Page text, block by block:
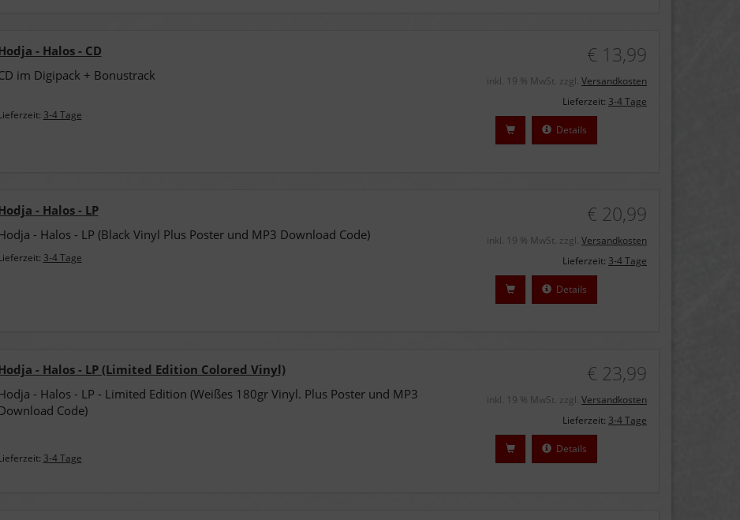
- Halos - CD
im Digipack + Bonustrack
3-4 Tage
€ 13,99
inkl. 19 % MwSt. zzgl. Versandkosten
Lieferzeit: 3-4 Tage
Details
- Halos - LP
- Halos - LP (Black Vinyl Plus Poster und MP3 Download Code)
3-4 Tage
€ 20,99
inkl. 19 % MwSt. zzgl. Versandkosten
Lieferzeit: 3-4 Tage
Details
- Halos - LP (Limited Edition Colored Vinyl)
- Halos - LP - Limited Edition (Weißes 180gr Vinyl. Plus Poster und MP3
Code)
3-4 Tage
€ 23,99
inkl. 19 % MwSt. zzgl. Versandkosten
Lieferzeit: 3-4 Tage
Details